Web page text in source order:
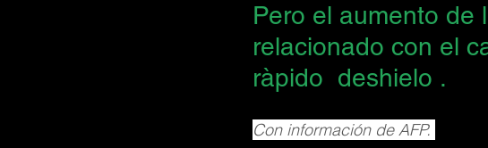
Pero el aumento de
relacionado con el
ràpido  deshielo .
Con información de AFP.